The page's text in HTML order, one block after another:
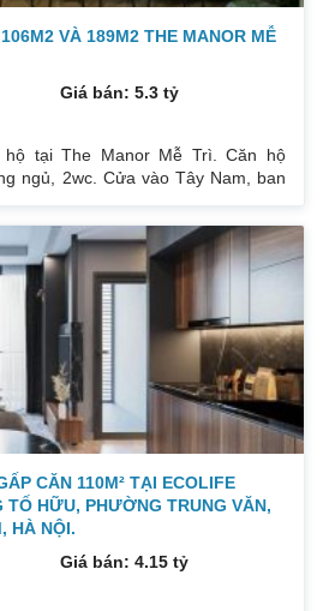
VÀ 189M2 THE MANOR MỄ
Giá bán: 5.3 tỷ
tại The Manor Mễ Trì. Căn hộ
ngủ, 2wc. Cửa vào Tây Nam, ban
ngủ, 2wc, 2 gác xép. Nhà đang ở.
căn chủ nhà đều để lại toàn bộ nội
0832133366
CĂN 110M² TẠI ECOLIFE
HỮU, PHƯỜNG TRUNG VĂN,
HÀ NỘI.
Giá bán: 4.15 tỷ